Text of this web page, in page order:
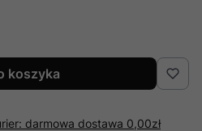
koszyka
darmowa dostawa 0,00zł